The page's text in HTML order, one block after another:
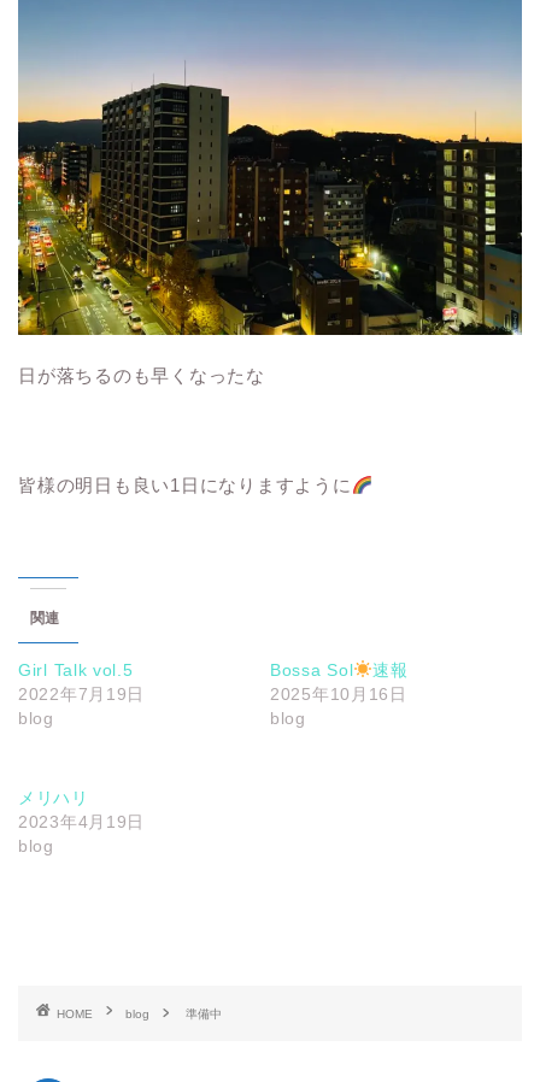
日が落ちるのも早くなったな
皆様の明日も良い1日になりますように
関連
Girl Talk vol.5
2022年7月19日
blog
Bossa Sol
速報
2025年10月16日
blog
メリハリ
2023年4月19日
blog
HOME blog 準備中